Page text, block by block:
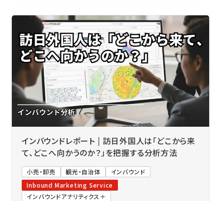
インバウンドレポート | 訪日外国人は「どこから来
て、どこへ向かうのか？」を把握する分析方法
小売・卸売 観光・自治体
インバウンド
Inbound Marketing Service
インバウンドアナリティクス＋